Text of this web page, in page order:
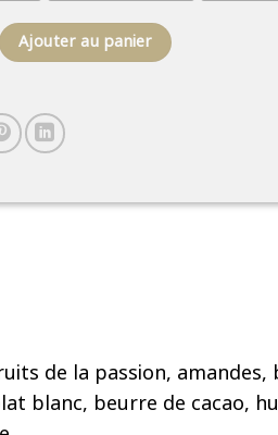
exotique
Ajouter au panier
de la passion, amandes,
blanc, beurre de cacao,